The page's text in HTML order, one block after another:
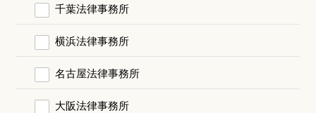
千葉法律事務所
横浜法律事務所
名古屋法律事務所
大阪法律事務所